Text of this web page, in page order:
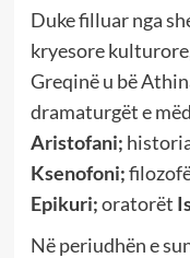
Duke filluar nga
kryesore
Greqinë u bë
dramaturgët e
Aristofani;
Ksenofoni;
Epikuri;oratorët
Në periudhën e